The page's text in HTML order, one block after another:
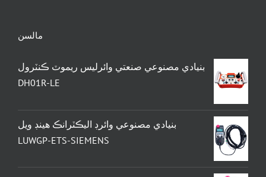
مالسن
بنيادي مصنوعي صنعتي وائرليس ريموٽ ڪنٽرول
DH01R-LE
بنيادي مصنوعي وائرڊ اليڪٽرانڪ هينڊ ويل
LUWGP-ETS-SIEMENS